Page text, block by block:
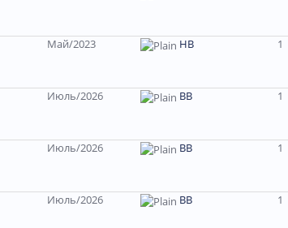
Май/2023 HB 1
Июль/2026 ВВ 1
Июль/2026 ВВ 1
Июль/2026 ВВ 1